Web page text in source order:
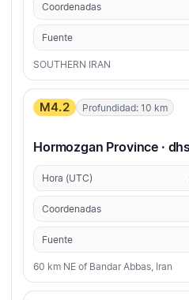
Coordenadas
Fuente
SOUTHERN IRAN
M4.2 Profundidad: 10 km
Hormozgan Province ·
Hora (UTC)
Coordenadas
Fuente
60 km NE of Bandar Abbas, Iran